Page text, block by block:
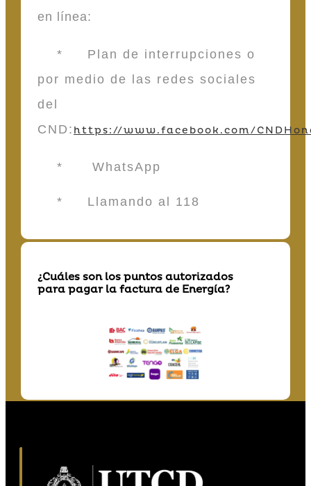
en línea:
* Plan de interrupciones o
por medio de las redes sociales
del
CND: https://www.facebook.com/
* WhatsApp
* Llamando al 118
¿Cuáles son los puntos autorizados
para pagar la factura de Energía?